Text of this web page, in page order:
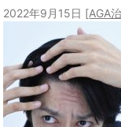
2022年9月15日 [AGA